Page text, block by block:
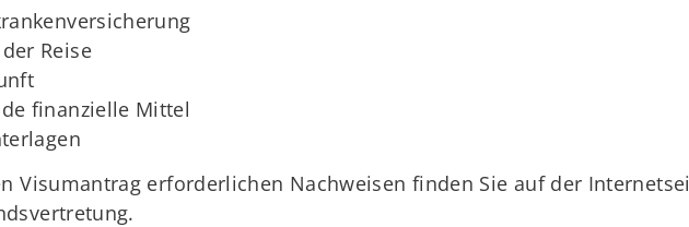
Reise
finanzielle Mittel
Visumantrag erforderlichen Nachweisen finden Sie auf der